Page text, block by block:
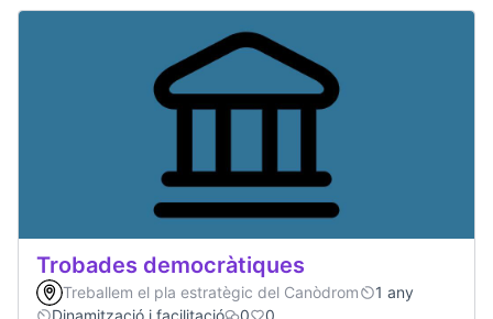
Trobades democràtiques
Treballem el pla estratègic del Canòdrom
1 any
Dinamització i facilitació
0 0